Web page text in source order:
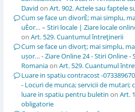
David on Art. 902. Actele sau faptele
Cum se face un divorÈ; mai simplu,
uÈor… – Stiri locale | Ziare locale
on Art. 529. Cuantumul întreţinerii
Cum se face un divorț; mai simplu,
ușor… - Ziare Online 24 - Stiri Online -
Romaniaon Art. 529. Cuantumul
Luare in spatiu contracost -
- Locuri de munca; servicii de mutari;
luare in spatiu pentru buletin on Art.
obligatorie